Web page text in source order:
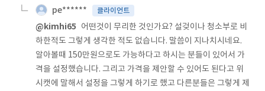
pe****** 클라이언트
@kimhi65 어떤것이 무리한 것인가요? 설겆이나 청소부로 비
하한적도 그렇게 생각한 적도 없습니다. 말씀이 지나치시네요.
알아볼때 150만원으로도 가능하다고 하시는 분들이 있어서 가
격을 설정했습니다. 그리고 가격을 제안할 수 있어도 된다고 위
시캣에 말해서 설정을 그렇게 하기로 했고 다른분들은 그렇게 제